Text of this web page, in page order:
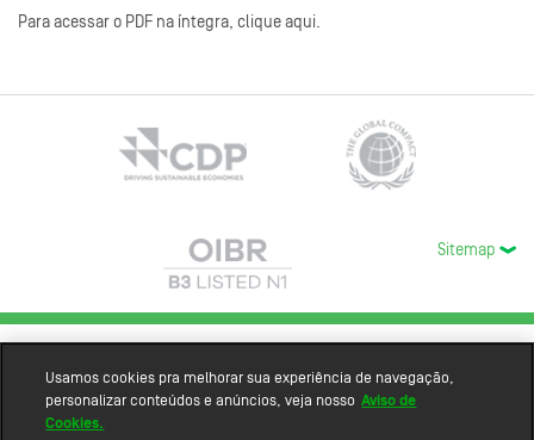
Para acessar o PDF na íntegra, clique aqui.
Sitemap
Usamos cookies pra melhorar sua experiência de navegação,
personalizar conteúdos e anúncios, veja nosso Aviso de
Cookies.